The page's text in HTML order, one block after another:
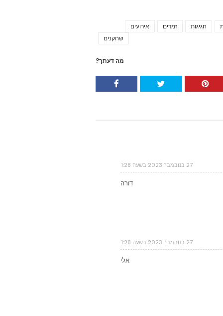
אירועים זמרים חגיגות
שחקנים
מה דעתך?
27 בנובמבר 2023 בשעה 1:28
דורה
27 בנובמבר 2023 בשעה 1:28
אלי